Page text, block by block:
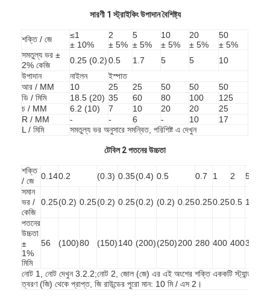
যানবাহন পরীক্ষার সরঞ্জাম
ব্যাটারি পরীক্ষার সরঞ্জাম
বৈদ্যুতিক ল্যাবের জন্য পরীক্ষার সরঞ্জাম
লাইফ পরীক্ষক স্যুইচ করুন
নেতৃত্বে পরীক্ষার সরঞ্জাম
জল ইনগ্রিজ টেস্টিং সরঞ্জাম
পরিবেশগত পরীক্ষা চেম্বার
দাহ্যতা টেস্ট চেম্বার
MCB পরীক্ষার যন্ত্র
IEC 62368 পরীক্ষার সরঞ্জাম
সারণী 1 স্ট্রাইকিং উপাদান বৈশিষ্ট্য
শক্তি / জে
≤1
± 10%
2
± 5%
5
± 5%
10
± 5%
20
± 5%
50
± 5%
সমতুল্য ভর ±
2% কেজি
0.25 (0.2) 0.5 1.7 5 5
10
উপাদান
নাইলন
ইস্পাত
আর / MM
10 25 25 50 50
50
ডি / মিমি
18.5 (20) 35 60 80 100
125
চ / MM
6.2 (10) 7 10 20 20
25
R / MM
- - 6 - 10
17
L / মিমি
সমতুল্য ভর অনুসারে সমন্বিত, পরিশিষ্ট এ দেখুন
টেবিল 2 পতনের উচ্চতা
শক্তি
/ জে
0.140.2 (0.3) 0.35(0.4) 0.5 0.7 1 2 5
সমান
ভর /
কেজি
0.25(0.2) 0.25(0.2) 0.25(0.2) (0.2) 0.250.250.250.5 1.7
পতনের
উচ্চতা
±
1%
মিমি
56 (100)80 (150)140 (200)(250)200 280 400 400300
নোট 1, নোট দেখুন 3.2.2;নোট 2, জোল (জে) এর এই অংশের শক্তি এককটি স্ট্যান্ডার্ড
ত্বরণ (জি) থেকে প্রাপ্ত, জি রাউন্ডের পুরো মান: 10 মি / এস 2।